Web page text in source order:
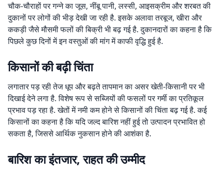
चौक-चौराहों पर गन्ने का जूस, नींबू पानी, लस्सी, आइसक्रीम और शरबत की
दुकानों पर लोगों की भीड़ देखी जा रही है. इसके अलावा तरबूज, खीरा और
ककड़ी जैसे मौसमी फलों की बिक्री भी बढ़ गई है. दुकानदारों का कहना है कि
पिछले कुछ दिनों में इन वस्तुओं की मांग में काफी वृद्धि हुई है.
किसानों की बढ़ी चिंता
लगातार पड़ रही तेज धूप और बढ़ते तापमान का असर खेती-किसानी पर भी
दिखाई देने लगा है. विशेष रूप से सब्जियों की फसलों पर गर्मी का प्रतिकूल
प्रभाव पड़ रहा है. खेतों में नमी कम होने से किसानों की चिंता बढ़ गई है. कई
किसानों का कहना है कि यदि जल्द बारिश नहीं हुई तो उत्पादन प्रभावित हो
सकता है, जिससे आर्थिक नुकसान होने की आशंका है.
बारिश का इंतजार, राहत की उम्मीद